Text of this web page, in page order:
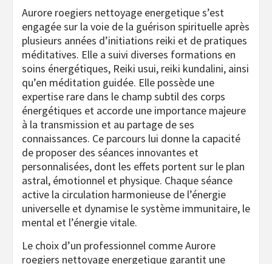
Aurore roegiers nettoyage energetique s’est
engagée sur la voie de la guérison spirituelle après
plusieurs années d’initiations reiki et de pratiques
méditatives. Elle a suivi diverses formations en
soins énergétiques, Reiki usui, reiki kundalini, ainsi
qu’en méditation guidée. Elle possède une
expertise rare dans le champ subtil des corps
énergétiques et accorde une importance majeure
à la transmission et au partage de ses
connaissances. Ce parcours lui donne la capacité
de proposer des séances innovantes et
personnalisées, dont les effets portent sur le plan
astral, émotionnel et physique. Chaque séance
active la circulation harmonieuse de l’énergie
universelle et dynamise le système immunitaire, le
mental et l’énergie vitale.
Le choix d’un professionnel comme Aurore
roegiers nettoyage energetique garantit une